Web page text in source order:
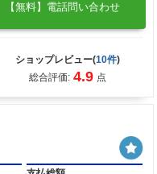
【無料】電話問い合わせ
ショップレビュー(10件)
総合評価: 4.9 点